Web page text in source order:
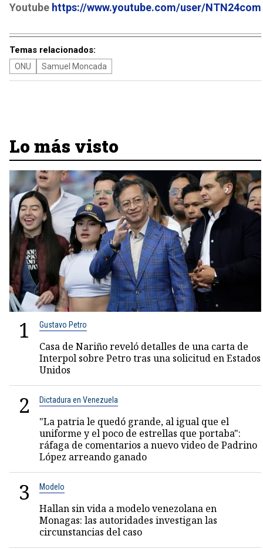
Youtube https://www.youtube.com/user/NTN24com
Temas relacionados:
ONU Samuel Moncada
Lo más visto
1 Gustavo Petro
Casa de Nariño reveló detalles de una carta de
Interpol sobre Petro tras una solicitud en Estados
Unidos
2 Dictadura en Venezuela
"La patria le quedó grande, al igual que el
uniforme y el poco de estrellas que portaba":
ráfaga de comentarios a nuevo video de Padrino
López arreando ganado
3 Modelo
Hallan sin vida a modelo venezolana en
Monagas: las autoridades investigan las
circunstancias del caso